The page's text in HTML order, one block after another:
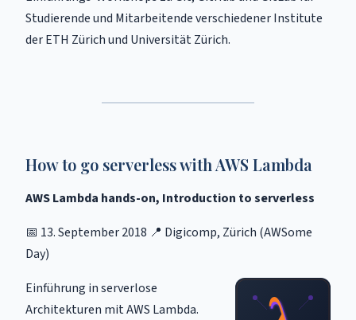
Studierende und Mitarbeitende verschiedener Institute
der ETH Zürich und Universität Zürich.
How to go serverless with AWS Lambda
AWS Lambda hands-on, Introduction to serverless
📅 13. September 2018 📍 Digicomp, Zürich (AWSome
Day)
Einführung in serverlose
Architekturen mit AWS Lambda.